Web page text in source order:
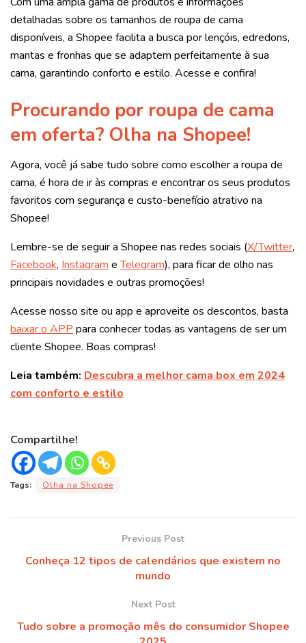
detalhadas sobre os tamanhos de roupa de cama
disponíveis, a Shopee facilita a busca por lençóis, edredons,
mantas e fronhas que se adaptem perfeitamente à sua
cama, garantindo conforto e estilo. Acesse e confira!
Procurando por roupa de cama
em oferta? Olha na Shopee!
Agora, você já sabe tudo sobre como escolher a roupa de
cama, é hora de ir às compras e encontrar os seus produtos
favoritos com segurança e custo-benefício atrativo na
Shopee!
Lembre-se de seguir a Shopee nas redes sociais (X/Twitter,
Facebook, InstagrameTelegram), para ficar de olho nas
principais novidades e outras promoções!
Acesse nosso site ou app e aproveite os descontos, basta
baixar o APPpara conhecer todas as vantagens de ser um
cliente Shopee. Boas compras!
Leia também: Descubra a melhor cama box em 2024
com conforto e estilo
Compartilhe!
Tags: Olha na Shopee
Previous Post
Conheça 12 tipos de calendários que existem no
mundo
Next Post
Tudo sobre a promoção mês do consumidor Shopee